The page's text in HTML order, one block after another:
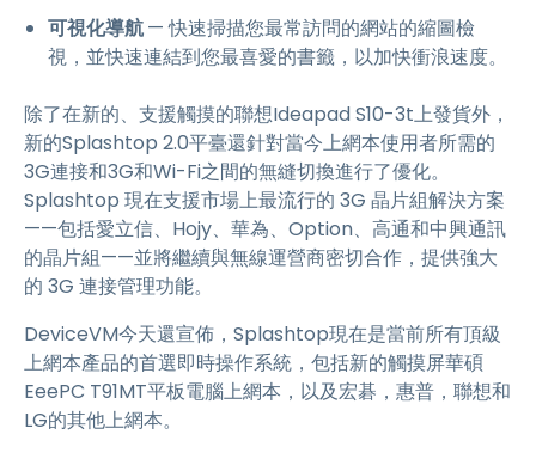
可視化導航— 快速掃描您最常訪問的網站的縮圖檢
視，並快速連結到您最喜愛的書籤，以加快衝浪速度。
除了在新的、支援觸摸的聯想Ideapad S10-3t上發貨外，
新的Splashtop 2.0平臺還針對當今上網本使用者所需的
3G連接和3G和Wi-Fi之間的無縫切換進行了優化。
Splashtop 現在支援市場上最流行的 3G 晶片組解決方案
——包括愛立信、Hojy、華為、Option、高通和中興通訊
的晶片組——並將繼續與無線運營商密切合作，提供強大
的 3G 連接管理功能。
DeviceVM今天還宣佈，Splashtop現在是當前所有頂級
上網本產品的首選即時操作系統，包括新的觸摸屏華碩
EeePC T91MT平板電腦上網本，以及宏碁，惠普，聯想和
LG的其他上網本。